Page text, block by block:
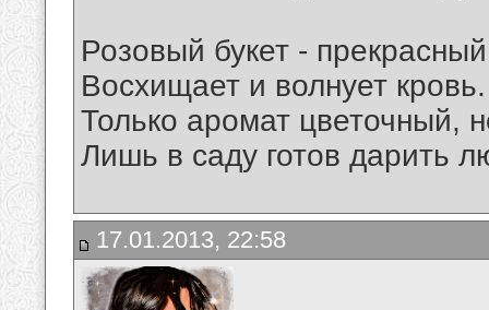
Розовый букет -
Восхищает и волнует кровь.
Только аромат цветочный,
Лишь в саду готов дарить
17.01.2013, 22:58